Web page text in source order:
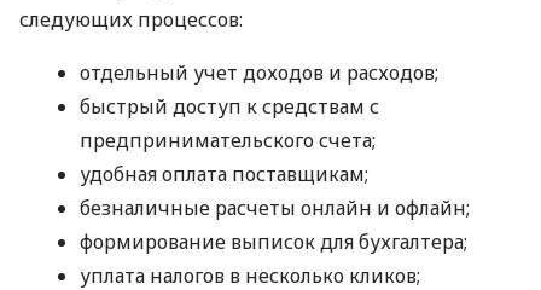
следующих процессов:
отдельный учет доходов и расходов;
быстрый доступ к средствам с
предпринимательского счета;
удобная оплата поставщикам;
безналичные расчеты онлайн и офлайн;
формирование выписок для бухгалтера;
уплата налогов в несколько кликов;